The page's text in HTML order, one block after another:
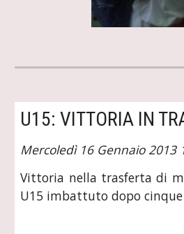
U15: VITTORIA IN
Mercoledì 16 Gennaio 2013
Vittoria nella trasferta di
U15 imbattuto dopo